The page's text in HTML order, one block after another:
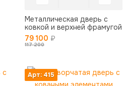
Металлическая дверь с
ковкой и верхней фрамугой
79 100 ₽
117 200
Арт: 415